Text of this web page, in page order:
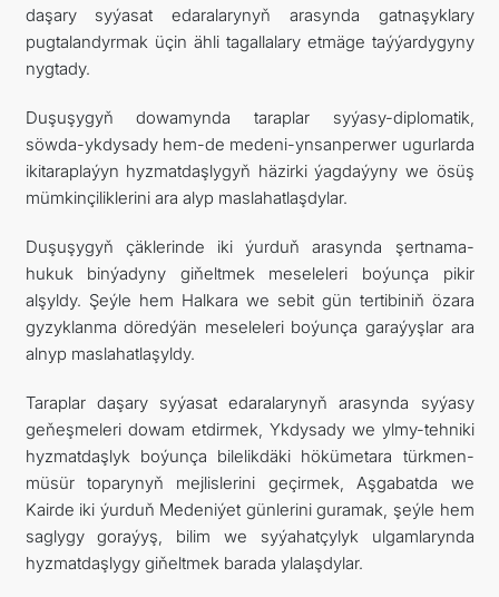
daşary syýasat edaralarynyň arasynda gatnaşyklary
pugtalandyrmak üçin ähli tagallalary etmäge taýýardygyny
nygtady.
Duşuşygyň dowamynda taraplar syýasy-diplomatik,
söwda-ykdysady hem-de medeni-ynsanperwer ugurlarda
ikitaraplaýyn hyzmatdaşlygyň häzirki ýagdaýyny we ösüş
mümkinçiliklerini ara alyp maslahatlaşdylar.
Duşuşygyň çäklerinde iki ýurduň arasynda şertnama-
hukuk binýadyny giňeltmek meseleleri boýunça pikir
alşyldy. Şeýle hem Halkara we sebit gün tertibiniň özara
gyzyklanma döredýän meseleleri boýunça garaýyşlar ara
alnyp maslahatlaşyldy.
Taraplar daşary syýasat edaralarynyň arasynda syýasy
geňeşmeleri dowam etdirmek, Ykdysady we ylmy-tehniki
hyzmatdaşlyk boýunça bilelikdäki hökümetara türkmen-
müsür toparynyň mejlislerini geçirmek, Aşgabatda we
Kairde iki ýurduň Medeniýet günlerini guramak, şeýle hem
saglygy goraýyş, bilim we syýahatçylyk ulgamlarynda
hyzmatdaşlygy giňeltmek barada ylalaşdylar.